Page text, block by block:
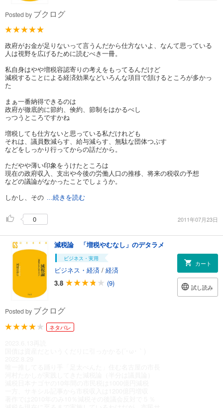
Posted by ブクログ
政府がお金が足りないって言うんだから仕方ないよ、なんて思っている
人は視野を広げるために読むべき一冊。
私自身はやや増税容認寄りの考えをもってるんだけど
減税することによる経済効果などいろんな項目で頷けるところが多かっ
た
まぁ一番納得できるのは
政府が徹底的に節約、倹約、節制をはかるべし
っつうところですかね
増税しても仕方ないと思っている私だけれども
それは、議員数減らす、給与減らす、無駄な団体つぶす
などをしっかり行ってからの話だから。
ただやや薄い印象をうけたところは
現在の政府収入、支出や今後の労働人口の推移、将来の税収の予想
などの議論がなかったことでしょうか。
しかし、その ...続きを読む
0 2011年07月23日
減税論 「増税やむなし」のデタラメ
ビジネス・実用
ビジネス・経済 / 経済
3.8
(9)
カート
試し読み
Posted by ブクログ
ネタバレ